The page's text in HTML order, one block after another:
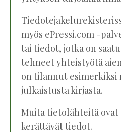
myös ePressi.com -
tai tiedot, jotka on
tehneet yhteistyötä
on tilannut esimerkiksi
julkaistusta kirjasta.
Muita tietolähteitä ovat
kerättävät tiedot.